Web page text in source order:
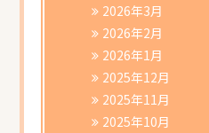
2026年3月
2026年2月
2026年1月
2025年12月
2025年11月
2025年10月
書類ダウ